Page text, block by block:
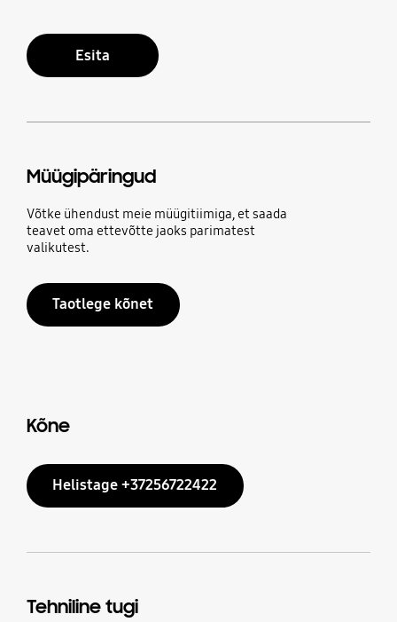
Esita
Müügipäringud
Võtke ühendust meie müügitiimiga, et saada
teavet oma ettevõtte jaoks parimatest
valikutest.
Taotlege kõnet
Kõne
Helistage +37256722422
Tehniline tugi